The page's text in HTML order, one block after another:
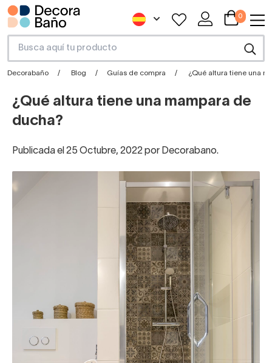
0
Decorabaño Blog Guías de compra ¿Qué altura tiene una
¿Qué altura tiene una mampara de
ducha?
Publicada el 25 Octubre, 2022 por Decorabano.